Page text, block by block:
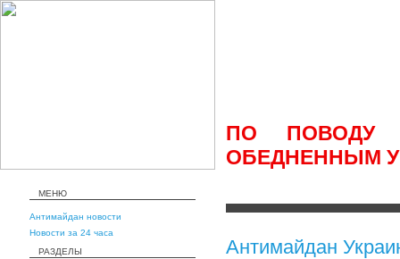
ПО ПОВОДУ
ОБЕДНЕННЫМ
МЕНЮ
Антимайдан новости
Новости за 24 часа
РАЗДЕЛЫ
Антимайдан